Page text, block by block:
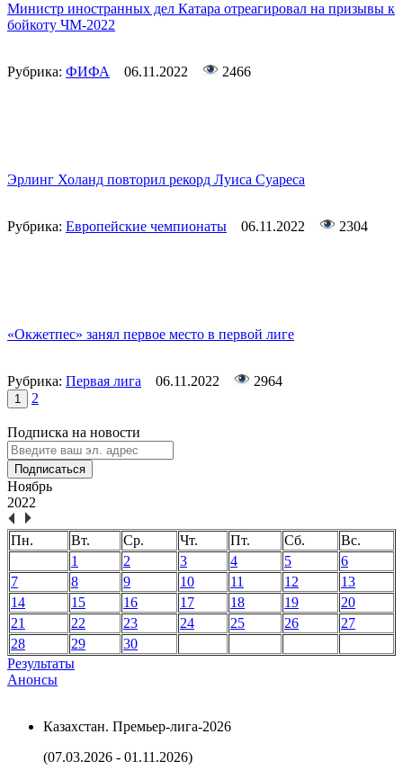
Министр иностранных дел Катара отреагировал на призывы к
бойкоту ЧМ-2022
Рубрика: ФИФА 06.11.2022 2466
Эрлинг Холанд повторил рекорд Луиса Суареса
Рубрика: Европейские чемпионаты 06.11.2022 2304
«Окжетпес» занял первое место в первой лиге
Рубрика: Первая лига 06.11.2022 2964
1 2
Подписка на новости
Подписаться
Ноябрь
2022
Пн. Вт. Ср. Чт. Пт. Сб.
Вс.
1
2 3 4 5
6
7
8 9 10 11 12
13
14
15 16 17 18 19
20
21
22 23 24 25 26
27
28
29
30
Результаты
Анонсы
Казахстан. Премьер-лига-2026
(07.03.2026 - 01.11.2026)